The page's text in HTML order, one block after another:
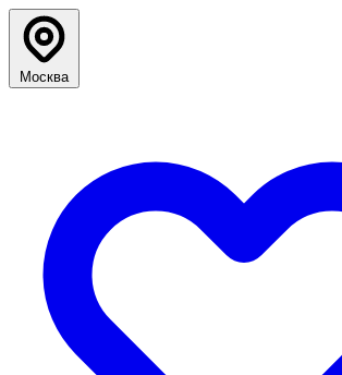
Москва